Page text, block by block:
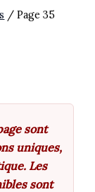
/ Page 35
sont
uniques,
Les
sont